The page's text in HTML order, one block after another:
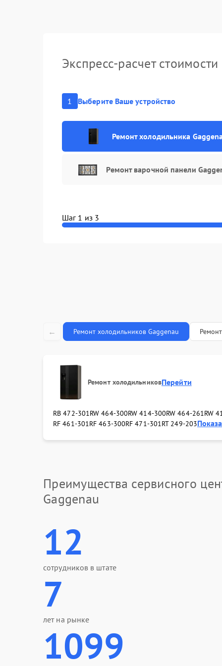
Экспресс-расчет
1 Выберите Ваше устройство
Ремонт холодильника
Ремонт варочной панели
Шаг 1 из 3
← Ремонт холодильников Gaggenau
Ремонт холодильниковПерейти
RB 472-301RW 464-300RW 414-300RW 464-261RW
RF 461-301RF 463-300RF 471-301RT 249-203
Преимущества сервисного
Gaggenau
12
сотрудников в штате
7
лет на рынке
1099